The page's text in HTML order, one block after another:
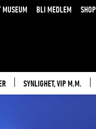
MUSEUM BLI MEDLEM SHOP
SYNLIGHET, VIP M.M.